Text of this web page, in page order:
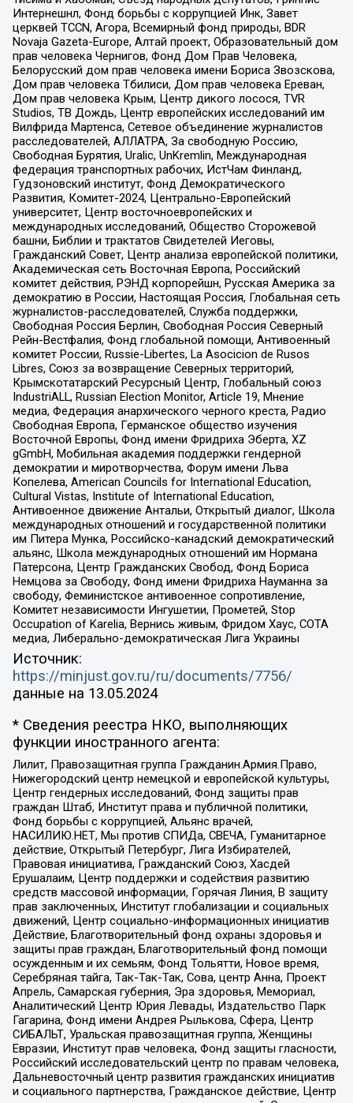
Интернешнл, Фонд борьбы с коррупцией Инк, Завет
церквей TCCN, Агора, Всемирный фонд природы, BDR
Novaja Gazeta-Europe, Алтай проект, Образовательный дом
прав человека Чернигов, Фонд Дом Прав Человека,
Белорусский дом прав человека имени Бориса Звозскова,
Дом прав человека Тбилиси, Дом прав человека Ереван,
Дом прав человека Крым, Центр дикого лосося, TVR
Studios, ТВ Дождь, Центр европейских исследований им
Вилфрида Мартенса, Сетевое объединение журналистов
расследователей, АЛЛАТРА, За свободную Россию,
Свободная Бурятия, Uralic, UnKremlin, Международная
федерация транспортных рабочих, ИстЧам Финланд,
Гудзоновский институт, Фонд Демократического
Развития, Комитет-2024, Центрально-Европейский
университет, Центр восточноевропейских и
международных исследований, Общество Сторожевой
башни, Библии и трактатов Свидетелей Иеговы,
Гражданский Совет, Центр анализа европейской политики,
Академическая сеть Восточная Европа, Российский
комитет действия, РЭНД корпорейшн, Русская Америка за
демократию в России, Настоящая Россия, Глобальная сеть
журналистов-расследователей, Служба поддержки,
Свободная Россия Берлин, Свободная Россия Северный
Рейн-Вестфалия, Фонд глобальной помощи, Антивоенный
комитет России, Russie-Libertes, La Asocicion de Rusos
Libres, Союз за возвращение Северных территорий,
Крымскотатарский Ресурсный Центр, Глобальный союз
IndustriALL, Russian Election Monitor, Article 19, Мнение
медиа, Федерация анархического черного креста, Радио
Свободная Европа, Германское общество изучения
Восточной Европы, Фонд имени Фридриха Эберта, XZ
gGmbH, Мобильная академия поддержки гендерной
демократии и миротворчества, Форум имени Льва
Копелева, American Councils for International Education,
Cultural Vistas, Institute of International Education,
Антивоенное движение Антальи, Открытый диалог, Школа
международных отношений и государственной политики
им Питера Мунка, Российско-канадский демократический
альянс, Школа международных отношений им Нормана
Патерсона, Центр Гражданских Свобод, Фонд Бориса
Немцова за Свободу, Фонд имени Фридриха Науманна за
свободу, Феминистское антивоенное сопротивление,
Комитет независимости Ингушетии, Прометей, Stop
Occupation of Karelia, Вернись живым, Фридом Хаус, СОТА
медиа, Либерально-демократическая Лига Украины
Источник:
https://minjust.gov.ru/ru/documents/7756/
данные на 13.05.2024
* Сведения реестра НКО, выполняющих
функции иностранного агента:
Лилит, Правозащитная группа Гражданин.Армия.Право,
Нижегородский центр немецкой и европейской культуры,
Центр гендерных исследований, Фонд защиты прав
граждан Штаб, Институт права и публичной политики,
Фонд борьбы с коррупцией, Альянс врачей,
НАСИЛИЮ.НЕТ, Мы против СПИДа, СВЕЧА, Гуманитарное
действие, Открытый Петербург, Лига Избирателей,
Правовая инициатива, Гражданский Союз, Хасдей
Ерушалаим, Центр поддержки и содействия развитию
средств массовой информации, Горячая Линия, В защиту
прав заключенных, Институт глобализации и социальных
движений, Центр социально-информационных инициатив
Действие, Благотворительный фонд охраны здоровья и
защиты прав граждан, Благотворительный фонд помощи
осужденным и их семьям, Фонд Тольятти, Новое время,
Серебряная тайга, Так-Так-Так, Сова, центр Анна, Проект
Апрель, Самарская губерния, Эра здоровья, Мемориал,
Аналитический Центр Юрия Левады, Издательство Парк
Гагарина, Фонд имени Андрея Рылькова, Сфера, Центр
СИБАЛЬТ, Уральская правозащитная группа, Женщины
Евразии, Институт прав человека, Фонд защиты гласности,
Российский исследовательский центр по правам человека,
Дальневосточный центр развития гражданских инициатив
и социального партнерства, Гражданское действие, Центр